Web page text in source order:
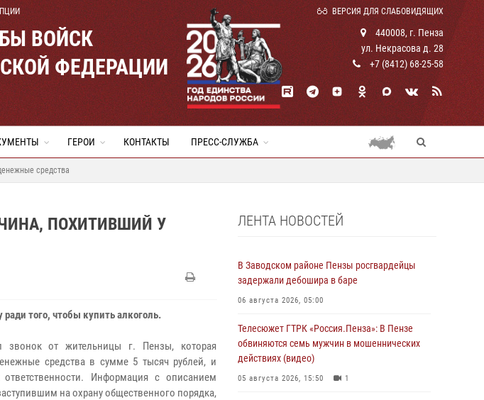
ВЕРСИЯ ДЛЯ СЛАБОВИДЯЩИХ
ВОЙСК
ФЕДЕРАЦИИ
440008, г. Пенза
ул. Некрасова д. 28
+7 (8412) 68-25-58
ГЕРОИ КОНТАКТЫ ПРЕСС-СЛУЖБА
средства
ПОХИТИВШИЙ У
того, чтобы купить алкоголь.
звонок от жительницы г. Пензы, которая
средства в сумме 5 тысяч рублей, и
Информация с описанием
на охрану общественного порядка,
ЛЕНТА НОВОСТЕЙ
В Заводском районе Пензы росгвардейцы
задержали дебошира в баре
06 августа 2026, 05:00
Телесюжет ГТРК «Россия.Пенза»: В Пензе
обвиняются семь мужчин в мошеннических
действиях (видео)
05 августа 2026, 15:50 1